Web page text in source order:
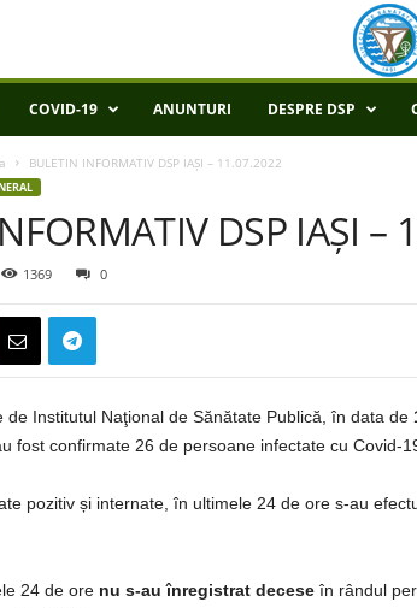
COVID-19 ANUNTURI DESPRE DSP
BULETIN INFORMATIV DSP IAȘI – 11.07.2022
DSP IAȘI –
1369 0
de Institutul Naţional de Sănătate Publică, în data de
fost confirmate 26 de persoane infectate cu Covid-
pozitiv și internate, în ultimele 24 de ore s-au
24 de ore nu s-au înregistrat decese în rândul